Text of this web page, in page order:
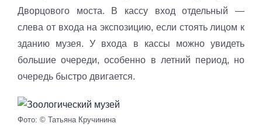
Дворцового моста. В кассу вход отдельный —
слева от входа на экспозицию, если стоять лицом к
зданию музея. У входа в кассы можно увидеть
большие очереди, особенно в летний период, но
очередь быстро двигается.
Фото: © Татьяна Кручинина